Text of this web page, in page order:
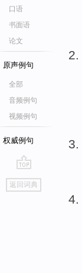
口语
书面语
论文
原声例句
全部
音频例句
视频例句
权威例句
go
top
返回词典